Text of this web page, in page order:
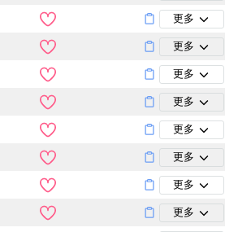
更多
更多
更多
更多
更多
更多
更多
更多